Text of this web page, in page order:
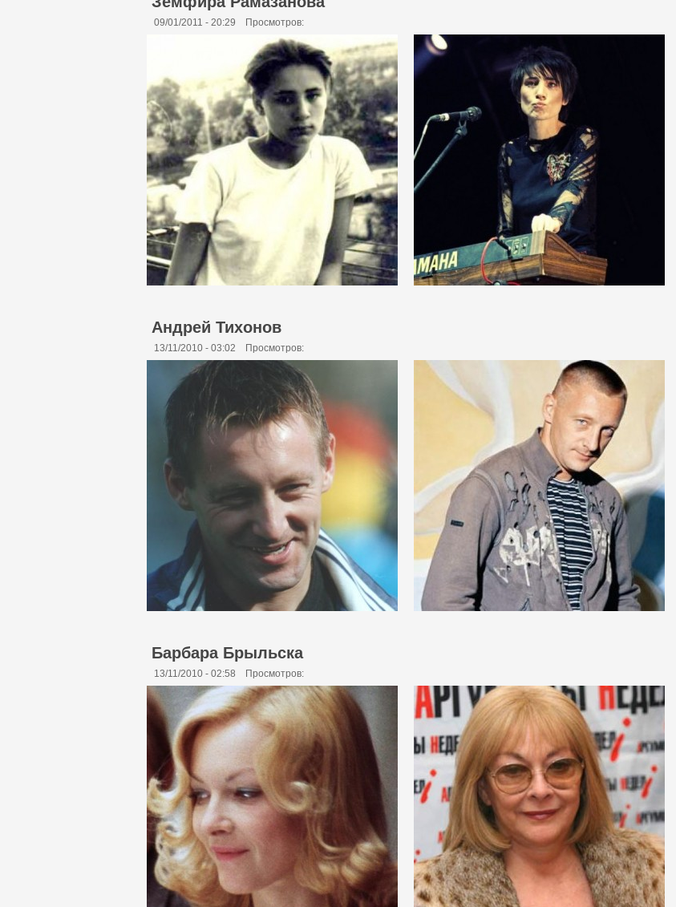
09/01/2011 - 20:29 Просмотров:
Андрей Тихонов
13/11/2010 - 03:02 Просмотров:
Барбара Брыльска
13/11/2010 - 02:58 Просмотров: